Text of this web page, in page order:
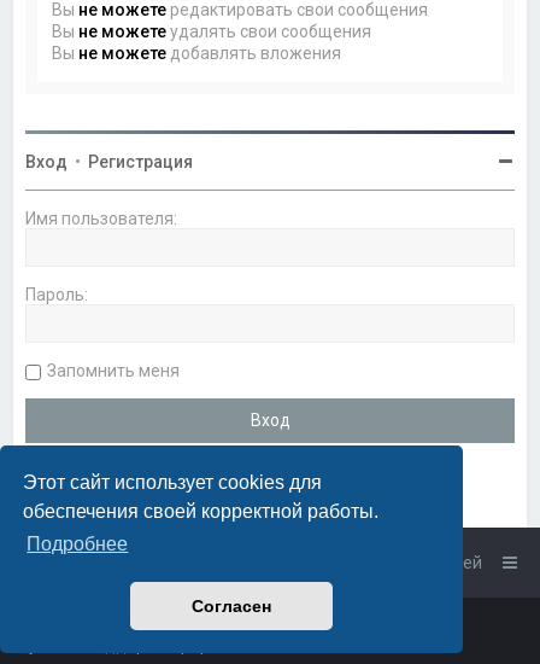
Этот сайт использует cookies для
обеспечения своей корректной работы.
Подробнее
Согласен
Вы не можете редактировать свои сообщения
Вы не можетеудалять свои сообщения
Вы не можете добавлять вложения
Вход • Регистрация
Имя пользователя:
Пароль:
Запомнить меня
Связаться с администрацией
phpBB
PlanetStyles